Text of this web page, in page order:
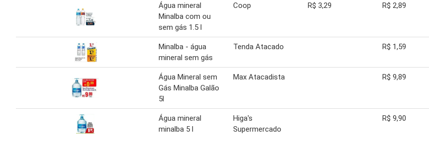
Água mineral
Minalba com ou
sem gás 1.5 l
Coop R$ 3,29 R$ 2,89
Minalba - água
mineral sem gás
Tenda Atacado R$ 1,59
Água Mineral sem
Gás Minalba Galão
5l
Max Atacadista R$ 9,89
Água mineral
minalba 5 l
Higa's
Supermercado
R$ 9,90